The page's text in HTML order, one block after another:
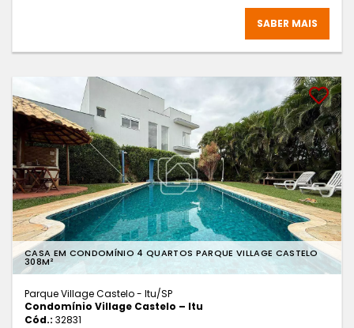
SABER MAIS
CASA EM CONDOMÍNIO 4 QUARTOS PARQUE VILLAGE CASTELO
308M²
Parque Village Castelo - Itu/SP
Condomínio Village Castelo – Itu
Cód.: 32831